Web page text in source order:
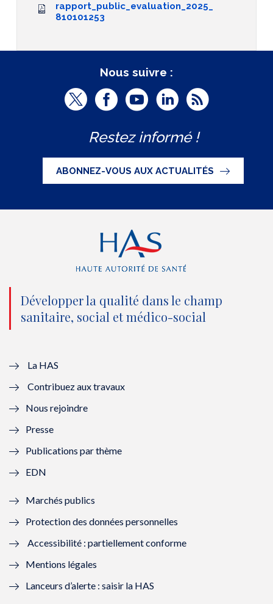
rapport_public_evaluation_2025_
810101253
Nous suivre :
T
i
t
t
e
n
o
u
l
l
f
n
ê
t
r
e
F
c
e
b
o
o
k
(
n
o
e
e
n
ê
r
Y
u
t
u
b
e
(
n
o
u
ê
t
e
L
n
k
e
d
(
n
o
ê
R
Restez informé !
ABONNEZ-VOUS AUX ACTUALITÉS
Développer la qualité dans le champ
sanitaire, social et médico-social
La HAS
Contribuez aux travaux
Nous rejoindre
Presse
Publications par thème
EDN
Marchés publics
Protection des données personnelles
Accessibilité : partiellement conforme
Mentions légales
Lanceurs d’alerte : saisir la HAS